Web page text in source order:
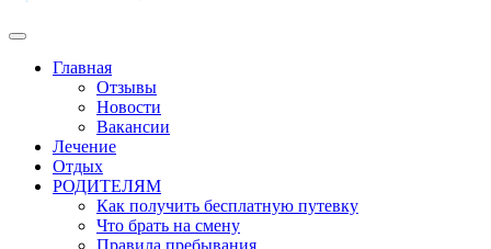
Главная
Отзывы
Новости
Вакансии
Лечение
Отдых
РОДИТЕЛЯМ
Как получить бесплатную путевку
Что брать на смену